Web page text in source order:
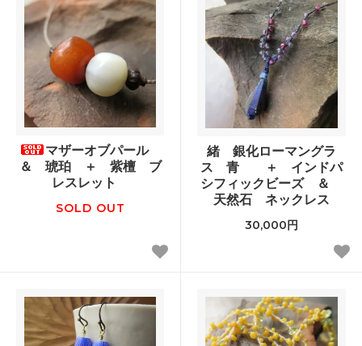
マザーオブパール
＆ 琥珀 ＋ 紫檀 ブ
レスレット
SOLD OUT
緒 銀化ローマングラ
ス 青 ＋ インドパ
シフィックビーズ ＆
天然石 ネックレス
30,000円